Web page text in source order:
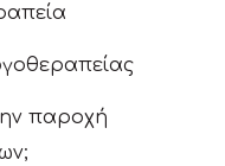
παροχή